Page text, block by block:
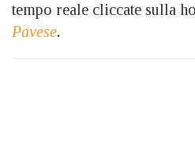
tempo reale cliccate sulla
Pavese.